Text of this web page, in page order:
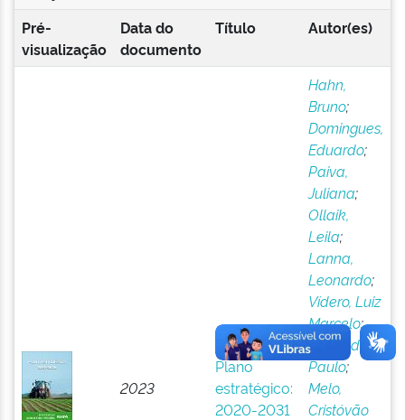
Pré-
visualização
Data do
documento
Título Autor(es)
2023
Plano
estratégico:
2020-2031
Hahn,
Bruno;
Domingues,
Eduardo;
Paiva,
Juliana;
Ollaik,
Leila;
Lanna,
Leonardo;
Vídero, Luiz
Marcelo;
Fresneda,
Paulo;
Melo,
Cristóvão